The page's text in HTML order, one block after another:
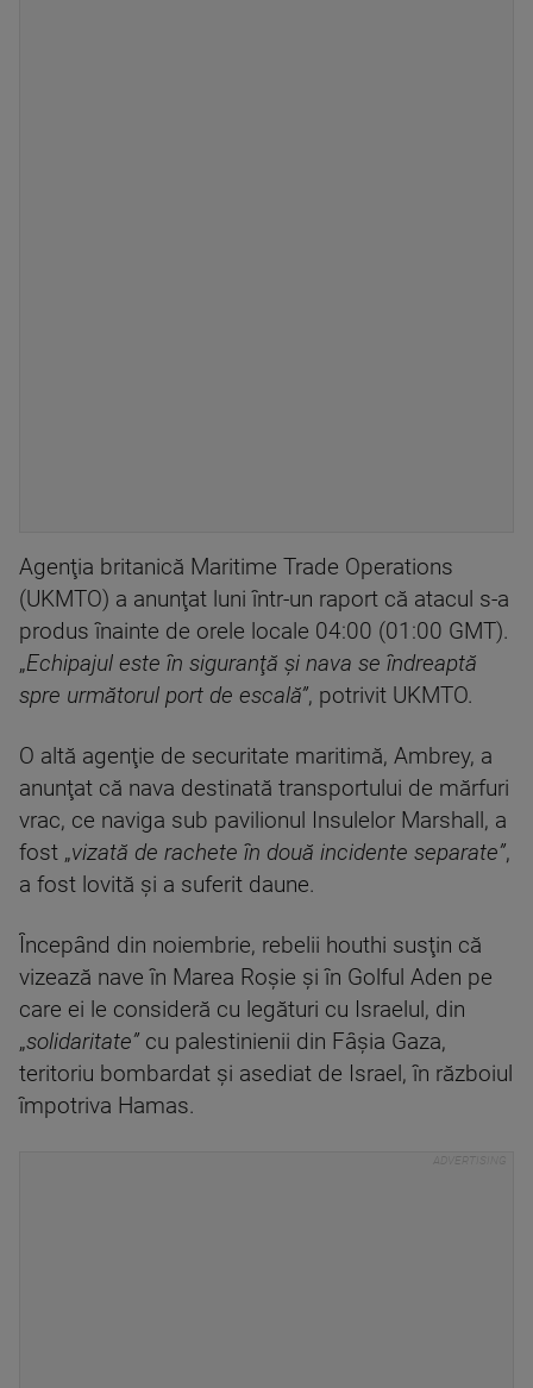
Agenţia britanică Maritime Trade Operations
(UKMTO) a anunţat luni într-un raport că atacul s-a
produs înainte de orele locale 04:00 (01:00 GMT).
„Echipajul este în siguranţă şi nava se îndreaptă
spre următorul port de escală”, potrivit UKMTO.
O altă agenţie de securitate maritimă, Ambrey, a
anunţat că nava destinată transportului de mărfuri
vrac, ce naviga sub pavilionul Insulelor Marshall, a
fost „vizată de rachete în două incidente separate”,
a fost lovită şi a suferit daune.
Începând din noiembrie, rebelii houthi susţin că
vizează nave în Marea Roşie şi în Golful Aden pe
care ei le consideră cu legături cu Israelul, din
„solidaritate” cu palestinienii din Fâşia Gaza,
teritoriu bombardat şi asediat de Israel, în războiul
împotriva Hamas.